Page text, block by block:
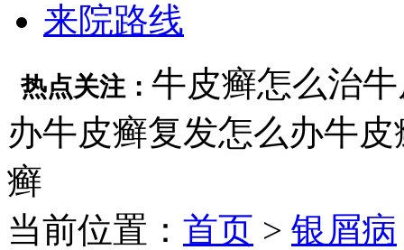
来院路线
热点关注： 牛皮癣怎么治
办牛皮癣复发怎么办牛皮
癣
当前位置： 首页 > 银屑病